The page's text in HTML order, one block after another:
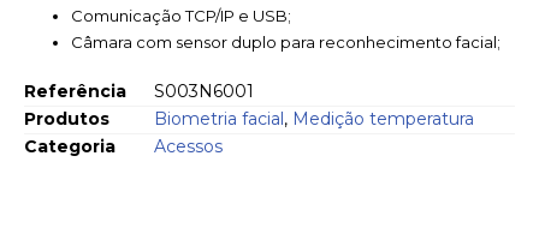
Comunicação TCP/IP e USB;
Câmara com sensor duplo para reconhecimento facial;
Referência
S003N6001
Produtos
Biometria facial , Medição temperatura
Categoria
Acessos